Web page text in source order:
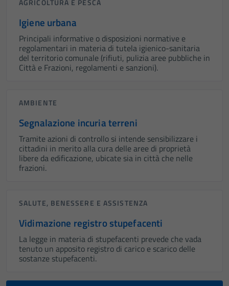
AGRICOLTURA E PESCA
Igiene urbana
Principali informative o disposizioni normative e
regolamentari in materia di tutela igienico-sanitaria
del territorio comunale (rifiuti, pulizia aree pubbliche in
Città e Frazioni, regolamenti e sanzioni).
AMBIENTE
Segnalazione incuria terreni
Tramite azioni di controllo si intende sensibilizzare i
cittadini in merito alla cura delle aree di proprietà
libere da edificazione, ubicate sia in città che nelle
frazioni.
SALUTE, BENESSERE E ASSISTENZA
Vidimazione registro stupefacenti
La legge in materia di stupefacenti prevede che vada
tenuto un apposito registro di carico e scarico delle
sostanze stupefacenti.